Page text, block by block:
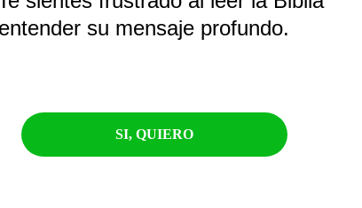
su mensaje profundo.
SI, QUIERO